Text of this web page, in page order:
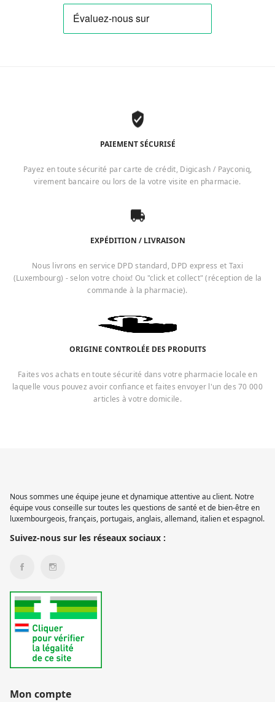
PAIEMENT SÉCURISÉ
Payez en toute sécurité par carte de crédit, Digicash / Payconiq,
virement bancaire ou lors de la votre visite en pharmacie.
EXPÉDITION / LIVRAISON
Nous livrons en service DPD standard, DPD express et Taxi
(Luxembourg) - selon votre choix! Ou "click et collect" (réception de la
commande à la pharmacie).
ORIGINE CONTROLÉE DES PRODUITS
Faites vos achats en toute sécurité dans votre pharmacie locale en
laquelle vous pouvez avoir confiance et faites envoyer l'un des 70 000
articles à votre domicile.
Nous sommes une équipe jeune et dynamique attentive au client. Notre
équipe vous conseille sur toutes les questions de santé et de bien-être en
luxembourgeois, français, portugais, anglais, allemand, italien et espagnol.
Suivez-nous sur les réseaux sociaux :
Mon compte